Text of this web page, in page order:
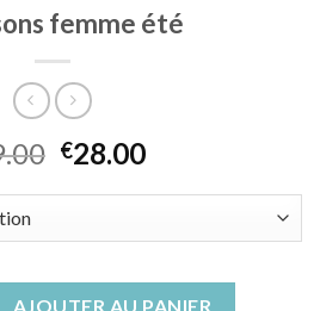
femme été
€28.00
AJOUTER AU PANIER